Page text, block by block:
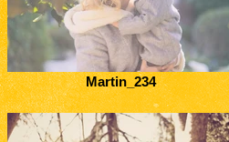
Martin_234